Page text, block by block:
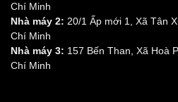
Chí Minh
Nhà máy 2: 20/1 Ấp mới 1, Xã Tân
Chí Minh
Nhà máy 3: 157 Bến Than, Xã Hoà
Chí Minh